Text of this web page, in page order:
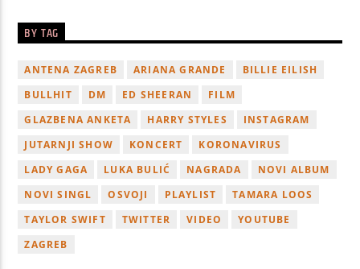
BY TAG
ANTENA ZAGREB ARIANA GRANDE
BILLIE EILISH
BULLHIT
DM ED SHEERAN
FILM
GLAZBENA ANKETA
HARRY STYLES
INSTAGRAM
JUTARNJI SHOW
KONCERT
KORONAVIRUS
LADY GAGA
LUKA BULIĆ NAGRADA
NOVI ALBUM
NOVI SINGL
OSVOJI PLAYLIST
TAMARA LOOS
TAYLOR SWIFT
TWITTER VIDEO
YOUTUBE
ZAGREB